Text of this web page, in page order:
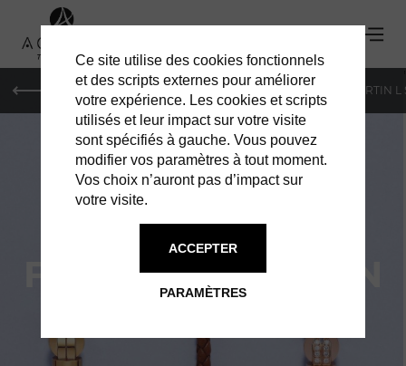
MONACO GENÈVE ST-MARTIN
FRED COLLECTION
8°0
Ce site utilise des cookies fonctionnels
et des scripts externes pour améliorer
votre expérience. Les cookies et scripts
utilisés et leur impact sur votre visite
sont spécifiés à gauche. Vous pouvez
modifier vos paramètres à tout moment.
Vos choix n’auront pas d’impact sur
votre visite.
PARAMÈTRES
ACCEPTER